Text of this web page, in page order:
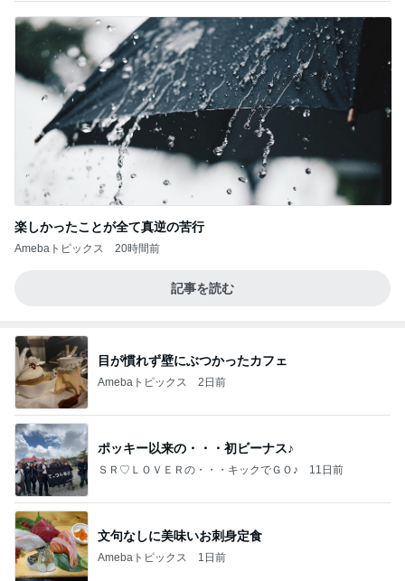
楽しかったことが全て真逆の苦行
Amebaトピックス 20時間前
記事を読む
目が慣れず壁にぶつかったカフェ
Amebaトピックス 2日前
ポッキー以来の・・・初ビーナス♪
ＳＲ♡ＬＯＶＥＲの・・・キックでＧＯ♪ 11日前
文句なしに美味いお刺身定食
Amebaトピックス 1日前